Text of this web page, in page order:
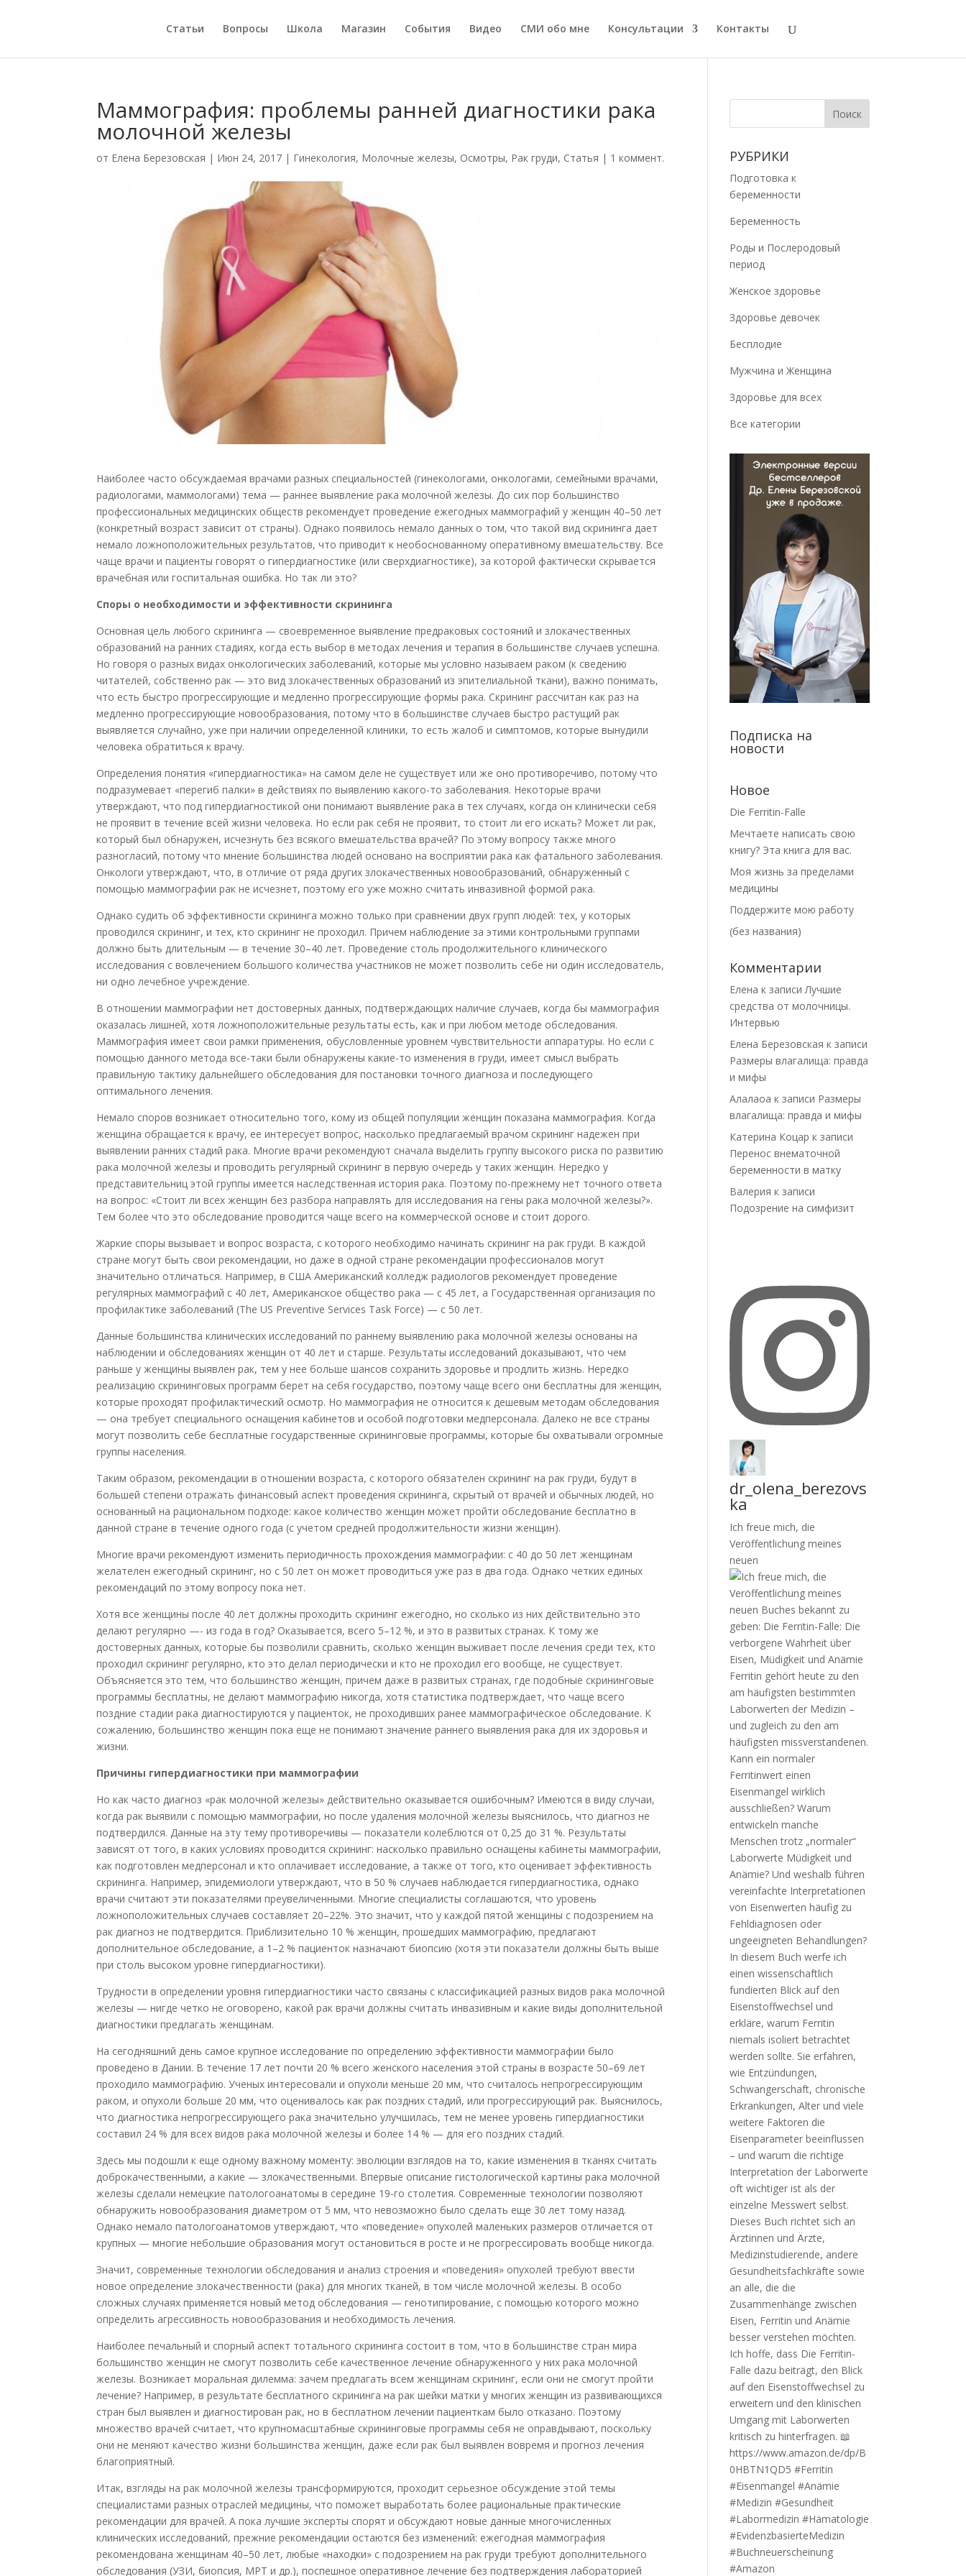
Статьи Вопросы Школа Магазин События Видео СМИ обо мне Консультации Контакты
Маммография: проблемы ранней диагностики рака
молочной железы
от Елена Березовская | Июн 24, 2017 | Гинекология, Молочные железы, Осмотры, Рак груди, Статья | 1 коммент.
Наиболее часто обсуждаемая врачами разных специальностей (гинекологами, онкологами, семейными врачами,
радиологами, маммологами) тема — раннее выявление рака молочной железы.До сих пор большинство
профессиональных медицинских обществ рекомендует проведение ежегодных маммографий у женщин 40–50 лет
(конкретный возраст зависит от страны). Однако появилось немало данных о том, что такой вид скрининга дает
немало ложноположительных результатов, что приводит к необоснованному оперативному вмешательству. Все
чаще врачи и пациенты говорят о гипердиагностике (или сверхдиагностике), за которой фактически скрывается
врачебная или госпитальная ошибка. Но так ли это?
Споры о необходимости и эффективности скрининга
Основная цель любого скрининга — своевременное выявление предраковых состояний и злокачественных
образований на ранних стадиях, когда есть выбор в методах лечения и терапия в большинстве случаев успешна.
Но говоря о разных видах онкологических заболеваний, которые мы условно называем раком (к сведению
читателей, собственно рак — это вид злокачественных образований из эпителиальной ткани), важно понимать,
что есть быстро прогрессирующие и медленно прогрессирующие формы рака. Скрининг рассчитан как раз на
медленно прогрессирующие новообразования, потому что в большинстве случаев быстро растущий рак
выявляется случайно, уже при наличии определенной клиники, то есть жалоб и симптомов, которые вынудили
человека обратиться к врачу.
Определения понятия «гипердиагностика» на самом деле не существует или же оно противоречиво, потому что
подразумевает «перегиб палки» в действиях по выявлению какого-то заболевания. Некоторые врачи
утверждают, что под гипердиагностикой они понимают выявление рака в тех случаях, когда он клинически себя
не проявит в течение всей жизни человека. Но если рак себя не проявит, то стоит ли его искать? Может ли рак,
который был обнаружен, исчезнуть без всякого вмешательства врачей? По этому вопросу также много
разногласий, потому что мнение большинства людей основано на восприятии рака как фатального заболевания.
Онкологи утверждают, что, в отличие от ряда других злокачественных новообразований, обнаруженный с
помощью маммографии рак не исчезнет, поэтому его уже можно считать инвазивной формой рака.
Однако судить об эффективности скрининга можно только при сравнении двух групп людей: тех, у которых
проводился скрининг, и тех, кто скрининг не проходил. Причем наблюдение за этими контрольными группами
должно быть длительным — в течение 30–40 лет. Проведение столь продолжительного клинического
исследования с вовлечением большого количества участников не может позволить себе ни один исследователь,
ни одно лечебное учреждение.
В отношении маммографии нет достоверных данных, подтверждающих наличие случаев, когда бы маммография
оказалась лишней, хотя ложноположительные результаты есть, как и при любом методе обследования.
Маммография имеет свои рамки применения, обусловленные уровнем чувствительности аппаратуры. Но если с
помощью данного метода все-таки были обнаружены какие-то изменения в груди, имеет смысл выбрать
правильную тактику дальнейшего обследования для постановки точного диагноза и последующего
оптимального лечения.
Немало споров возникает относительно того, кому из общей популяции женщин показана маммография. Когда
женщина обращается к врачу, ее интересует вопрос, насколько предлагаемый врачом скрининг надежен при
выявлении ранних стадий рака. Многие врачи рекомендуют сначала выделить группу высокого риска по развитию
рака молочной железы и проводить регулярный скрининг в первую очередь у таких женщин. Нередко у
представительниц этой группы имеется наследственная история рака. Поэтому по-прежнему нет точного ответа
на вопрос: «Стоит ли всех женщин без разбора направлять для исследования на гены рака молочной железы?».
Тем более что это обследование проводится чаще всего на коммерческой основе и стоит дорого.
Жаркие споры вызывает и вопрос возраста, с которого необходимо начинать скрининг на рак груди. В каждой
стране могут быть свои рекомендации, но даже в одной стране рекомендации профессионалов могут
значительно отличаться. Например, в США Американский колледж радиологов рекомендует проведение
регулярных маммографий с 40 лет, Американское общество рака — с 45 лет, а Государственная организация по
профилактике заболеваний (The US Preventive Services Task Force) — с 50 лет.
Данные большинства клинических исследований по раннему выявлению рака молочной железы основаны на
наблюдении и обследованиях женщин от 40 лет и старше. Результаты исследований доказывают, что чем
раньше у женщины выявлен рак, тем у нее больше шансов сохранить здоровье и продлить жизнь. Нередко
реализацию скрининговых программ берет на себя государство, поэтому чаще всего они бесплатны для женщин,
которые проходят профилактический осмотр. Но маммография не относится к дешевым методам обследования
— она требует специального оснащения кабинетов и особой подготовки медперсонала. Далеко не все страны
могут позволить себе бесплатные государственные скрининговые программы, которые бы охватывали огромные
группы населения.
Таким образом, рекомендации в отношении возраста, с которого обязателен скрининг на рак груди, будут в
большей степени отражать финансовый аспект проведения скрининга, скрытый от врачей и обычных людей, но
основанный на рациональном подходе: какое количество женщин может пройти обследование бесплатно в
данной стране в течение одного года (с учетом средней продолжительности жизни женщин).
Многие врачи рекомендуют изменить периодичность прохождения маммографии: с 40 до 50 лет женщинам
желателен ежегодный скрининг, но с 50 лет он может проводиться уже раз в два года. Однако четких единых
рекомендаций по этому вопросу пока нет.
Хотя все женщины после 40 лет должны проходить скрининг ежегодно, но сколько из них действительно это
делают регулярно —- из года в год? Оказывается, всего 5–12 %, и это в развитых странах. К тому же
достоверных данных, которые бы позволили сравнить, сколько женщин выживает после лечения среди тех, кто
проходил скрининг регулярно, кто это делал периодически и кто не проходил его вообще, не существует.
Объясняется это тем, что большинство женщин, причем даже в развитых странах, где подобные скрининговые
программы бесплатны, не делают маммографию никогда, хотя статистика подтверждает, что чаще всего
поздние стадии рака диагностируются у пациенток, не проходивших ранее маммографическое обследование. К
сожалению, большинство женщин пока еще не понимают значение раннего выявления рака для их здоровья и
жизни.
Причины гипердиагностики при маммографии
Но как часто диагноз «рак молочной железы» действительно оказывается ошибочным? Имеются в виду случаи,
когда рак выявили с помощью маммографии, но после удаления молочной железы выяснилось, что диагноз не
подтвердился. Данные на эту тему противоречивы — показатели колеблются от 0,25 до 31 %. Результаты
зависят от того, в каких условиях проводится скрининг: насколько правильно оснащены кабинеты маммографии,
как подготовлен медперсонал и кто оплачивает исследование, а также от того, кто оценивает эффективность
скрининга. Например, эпидемиологи утверждают, что в 50 % случаев наблюдается гипердиагностика, однако
врачи считают эти показателями преувеличенными. Многие специалисты соглашаются, что уровень
ложноположительных случаев составляет 20–22%. Это значит, что у каждой пятой женщины с подозрением на
рак диагноз не подтвердится. Приблизительно 10 % женщин, прошедших маммографию, предлагают
дополнительное обследование, а 1–2 % пациенток назначают биопсию (хотя эти показатели должны быть выше
при столь высоком уровне гипердиагностики).
Трудности в определении уровня гипердиагностики часто связаны с классификацией разных видов рака молочной
железы — нигде четко не оговорено, какой рак врачи должны считать инвазивным и какие виды дополнительной
диагностики предлагать женщинам.
На сегодняшний день самое крупное исследование по определению эффективности маммографии было
проведено в Дании. В течение 17 лет почти 20 % всего женского населения этой страны в возрасте 50–69 лет
проходило маммографию. Ученых интересовали и опухоли меньше 20 мм, что считалось непрогрессирующим
раком, и опухоли больше 20 мм, что оценивалось как рак поздних стадий, или прогрессирующий рак. Выяснилось,
что диагностика непрогрессирующего рака значительно улучшилась, тем не менее уровень гипердиагностики
составил 24 % для всех видов рака молочной железы и более 14 % — для его поздних стадий.
Здесь мы подошли к еще одному важному моменту: эволюции взглядов на то, какие изменения в тканях считать
доброкачественными, а какие — злокачественными. Впервые описание гистологической картины рака молочной
железы сделали немецкие патологоанатомы в середине 19-го столетия. Современные технологии позволяют
обнаружить новообразования диаметром от 5 мм, что невозможно было сделать еще 30 лет тому назад.
Однако немало патологоанатомов утверждают, что «поведение» опухолей маленьких размеров отличается от
крупных — многие небольшие образования могут остановиться в росте и не прогрессировать вообще никогда.
Значит, современные технологии обследования и анализ строения и «поведения» опухолей требуют ввести
новое определение злокачественности (рака) для многих тканей, в том числе молочной железы. В особо
сложных случаях применяется новый метод обследования — генотипирование, с помощью которого можно
определить агрессивность новообразования и необходимость лечения.
Наиболее печальный и спорный аспект тотального скрининга состоит в том, что в большинстве стран мира
большинство женщин не смогут позволить себе качественное лечение обнаруженного у них рака молочной
железы. Возникает моральная дилемма: зачем предлагать всем женщинам скрининг, если они не смогут пройти
лечение? Например, в результате бесплатного скрининга на рак шейки матки у многих женщин из развивающихся
стран был выявлен и диагностирован рак, но в бесплатном лечении пациенткам было отказано. Поэтому
множество врачей считает, что крупномасштабные скрининговые программы себя не оправдывают, поскольку
они не меняют качество жизни большинства женщин, даже если рак был выявлен вовремя и прогноз лечения
благоприятный.
Итак, взгляды на рак молочной железы трансформируются, проходит серьезное обсуждение этой темы
специалистами разных отраслей медицины, что поможет выработать более рациональные практические
рекомендации для врачей. А пока лучшие эксперты спорят и обсуждают новые данные многочисленных
клинических исследований, прежние рекомендации остаются без изменений: ежегодная маммография
рекомендована женщинам 40–50 лет, любые «находки» с подозрением на рак груди требуют дополнительного
обследования (УЗИ, биопсия, МРТ и др.), поспешное оперативное лечение без подтверждения лабораторией
РУБРИКИ
Подготовка к
беременности
Беременность
Роды и Послеродовый
период
Женское здоровье
Здоровье девочек
Бесплодие
Мужчина и Женщина
Здоровье для всех
Все категории
Подписка на
новости
Новое
Die Ferritin-Falle
Мечтаете написать свою
книгу? Эта книга для вас.
Моя жизнь за пределами
медицины
Поддержите мою работу
(без названия)
Комментарии
Елена к записиЛучшие
средства от молочницы.
Интервью
Елена Березовская к записи
Размеры влагалища: правда
и мифы
Алалаоа к записи Размеры
влагалища: правда и мифы
Катерина Коцар к записи
Перенос внематочной
беременности в матку
Валерия к записи
Подозрение на симфизит
dr_olena_berezovs
ka
Ich freue mich, die
Veröffentlichung meines
neuen